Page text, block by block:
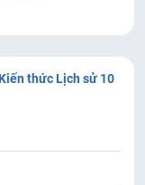
thức Lịch sử 10